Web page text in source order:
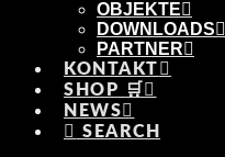
OBJEKTE
DOWNLOADS
PARTNER
KONTAKT
SHOP 🛒
NEWS
SEARCH